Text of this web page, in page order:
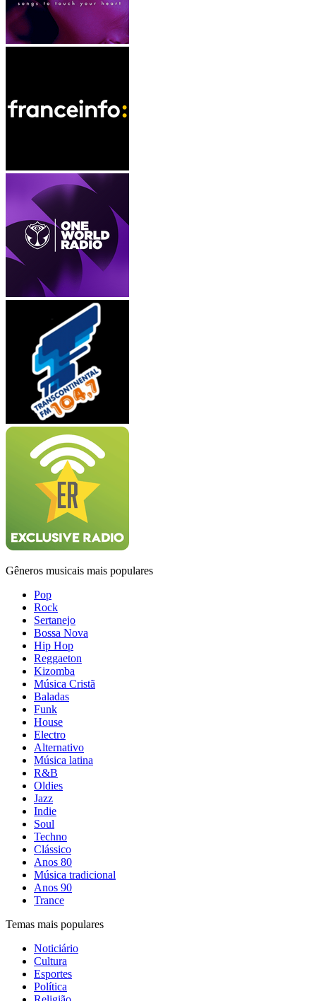
Gêneros musicais mais populares
Pop
Rock
Sertanejo
Bossa Nova
Hip Hop
Reggaeton
Kizomba
Música Cristã
Baladas
Funk
House
Electro
Alternativo
Música latina
R&B
Oldies
Jazz
Indie
Soul
Techno
Clássico
Anos 80
Música tradicional
Anos 90
Trance
Temas mais populares
Noticiário
Cultura
Esportes
Política